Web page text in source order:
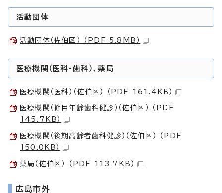
活動団体
活動団体（佐伯区） （PDF 5.8MB）
医療機関（医科・歯科）、薬局
医療機関（医科）（佐伯区） （PDF 161.4KB）
医療機関（節目年齢歯科健診）（佐伯区） （PDF
145.7KB）
医療機関（後期高齢者歯科健診）（佐伯区） （PDF
150.0KB）
薬局（佐伯区） （PDF 113.7KB）
広島市外